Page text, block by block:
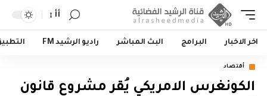
أأ
اخر الاخبار البرامج البث المباشر راديو الرشيد FM
أقتصاد
الكونغرس الامريكي يُقر مشروع قانون